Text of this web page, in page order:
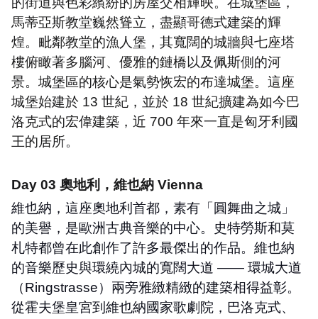
馬蒂亞斯教堂巍然聳立，盡顯哥德式建築的輝
煌。毗鄰教堂的漁人堡，其寬闊的城牆與七座塔
樓俯瞰著多腦河、優雅的鏈橋以及佩斯側的河
景。城堡區的核心是氣勢恢宏的布達城堡。這座
城堡始建於 13 世紀，並於 18 世紀擴建為如今巴
洛克式的宏偉建築，近 700 年來一直是匈牙利國
王的居所。
Day 03 奧地利，維也納 Vienna
維也納，這座奧地利首都，素有「圓舞曲之城」
的美譽，是歐洲古典音樂的中心。史特勞斯和莫
札特都曾在此創作了許多最傑出的作品。維也納
的音樂歷史與環繞內城的寬闊大道 —— 環城大道
（Ringstrasse）兩旁雅緻精緻的建築相得益彰。
從霍夫堡皇宮到維也納國家歌劇院，巴洛克式、